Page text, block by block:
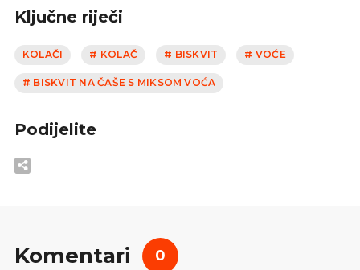
Ključne riječi
KOLAČI # KOLAČ # BISKVIT # VOĆE
# BISKVIT NA ČAŠE S MIKSOM VOĆA
Podijelite
Komentari 0